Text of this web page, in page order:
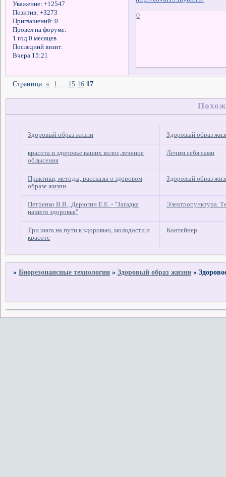
Уважение: +12547
Позитив: +3273
Приглашений: 0
Провел на форуме:
1 год 0 месяцев
Последний визит:
Вчера 15:21
0
Страница: « 1 … 15 16 17
Здоровый образ жизни Здоровый образ
красота и здоровье ваших волос,лечение
облысения
Лечим себя сами
Практики, методы, рассказы о здоровом
образе жизни
Здоровый образ
Петренко В.В., Дерюгин Е.Е. - "Загадка
нашего здоровья"
Электропунктура.
Три шага на пути к здоровью, молодости и
красоте
Контейнер
»Биорезонансные технологии »Здоровый образ жизни »